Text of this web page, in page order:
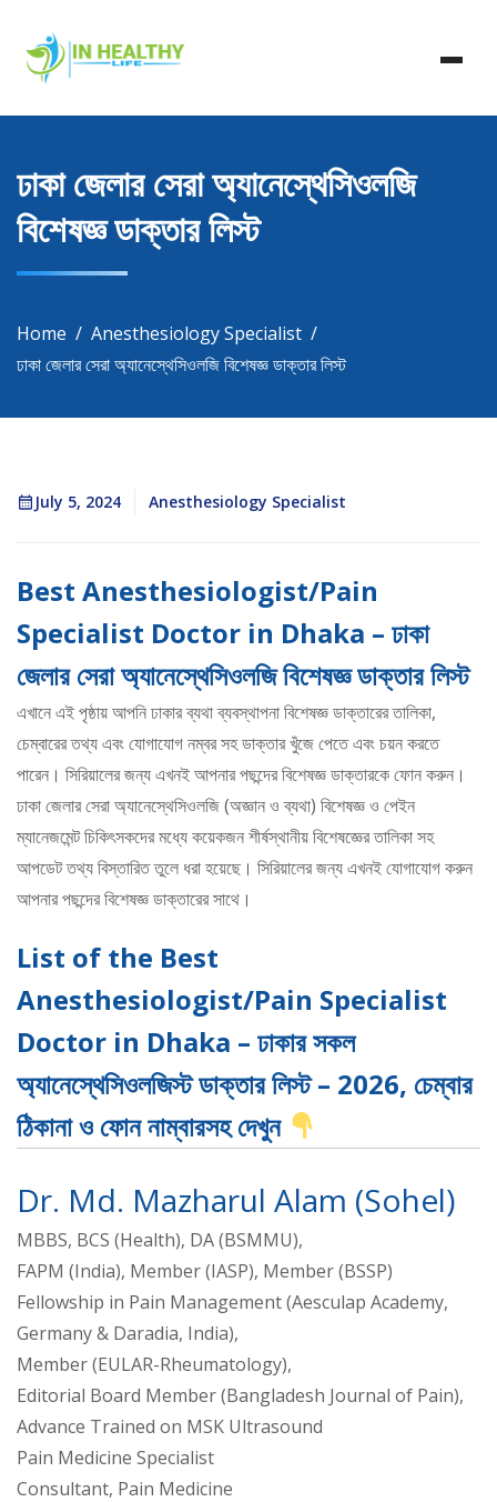
content
In Healthy Life
In Healthy Life, Healthy Life, Health Life, Doctor List,
Doctor Listing
ঢাকা জেলার সেরা অ্যানেস্থেসিওলজি
বিশেষজ্ঞ ডাক্তার লিস্ট
Home
Anesthesiology Specialist
ঢাকা জেলার সেরা অ্যানেস্থেসিওলজি বিশেষজ্ঞ ডাক্তার লিস্ট
July 5, 2024 Anesthesiology Specialist
Best Anesthesiologist/Pain
Specialist Doctor in Dhaka – ঢাকা
জেলার সেরা অ্যানেস্থেসিওলজি বিশেষজ্ঞ ডাক্তার লিস্ট
এখানে এই পৃষ্ঠায় আপনি ঢাকার ব্যথা ব্যবস্থাপনা বিশেষজ্ঞ ডাক্তারের তালিকা,
চেম্বারের তথ্য এবং যোগাযোগ নম্বর সহ ডাক্তার খুঁজে পেতে এবং চয়ন করতে
পারেন। সিরিয়ালের জন্য এখনই আপনার পছন্দের বিশেষজ্ঞ ডাক্তারকে ফোন করুন।
ঢাকা জেলার সেরা অ্যানেস্থেসিওলজি (অজ্ঞান ও ব্যথা) বিশেষজ্ঞ ও পেইন
ম্যানেজমেন্ট চিকিৎসকদের মধ্যে কয়েকজন শীর্ষস্থানীয় বিশেষজ্ঞের তালিকা সহ
আপডেট তথ্য বিস্তারিত তুলে ধরা হয়েছে। সিরিয়ালের জন্য এখনই যোগাযোগ করুন
আপনার পছন্দের বিশেষজ্ঞ ডাক্তারের সাথে।
List of the Best
Anesthesiologist/Pain Specialist
Doctor in Dhaka – ঢাকার সকল
অ্যানেস্থেসিওলজিস্ট ডাক্তার লিস্ট – 2026, চেম্বার
ঠিকানা ও ফোন নাম্বারসহ দেখুন
Dr. Md. Mazharul Alam (Sohel)
MBBS, BCS (Health), DA (BSMMU),
FAPM (India), Member (IASP), Member (BSSP)
Fellowship in Pain Management (Aesculap Academy,
Germany & Daradia, India),
Member (EULAR-Rheumatology),
Editorial Board Member (Bangladesh Journal of Pain),
Advance Trained on MSK Ultrasound
Pain Medicine Specialist
Consultant, Pain Medicine